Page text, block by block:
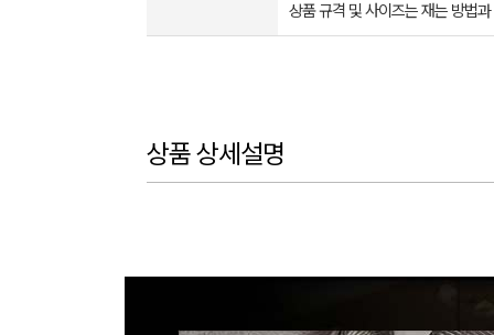
상품 규격 및 사이즈는 재는 방법
상품 상세설명